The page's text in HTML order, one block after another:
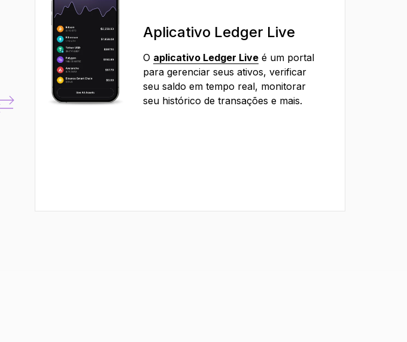
Aplicativo Ledger Live
O aplicativo Ledger Live é um portal
para gerenciar seus ativos, verificar
seu saldo em tempo real, monitorar
seu histórico de transações e mais.